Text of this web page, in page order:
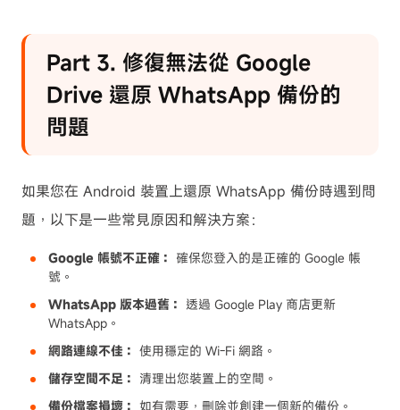
Part 3. 修復無法從 Google
Drive 還原 WhatsApp 備份的
問題
如果您在 Android 裝置上還原 WhatsApp 備份時遇到問
題，以下是一些常見原因和解決方案：
Google 帳號不正確： 確保您登入的是正確的 Google 帳
號。
WhatsApp 版本過舊： 透過 Google Play 商店更新
WhatsApp。
網路連線不佳： 使用穩定的 Wi-Fi 網路。
儲存空間不足： 清理出您裝置上的空間。
備份檔案損壞： 如有需要，刪除並創建一個新的備份。